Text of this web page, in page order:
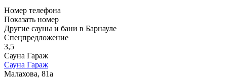
Номер телефона
Показать номер
Другие сауны и бани в Барнауле
Спецпредложение
3,5
Сауна Гараж
Сауна Гараж
Малахова, 81а